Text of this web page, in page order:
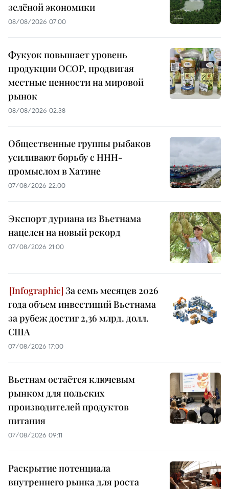
зелёной экономики
08/08/2026 07:00
Фукуок повышает уровень
продукции OCOP, продвигая
местные ценности на мировой
рынок
08/08/2026 02:38
Общественные группы рыбаков
усиливают борьбу с ННН-
промыслом в Хатине
07/08/2026 22:00
Экспорт дуриана из Вьетнама
нацелен на новый рекорд
07/08/2026 21:00
За семь месяцев 2026
года объем инвестиций Вьетнама
за рубеж достиг 2,36 млрд. долл.
США
07/08/2026 17:00
Вьетнам остаётся ключевым
рынком для польских
производителей продуктов
питания
07/08/2026 09:11
Раскрытие потенциала
внутреннего рынка для роста